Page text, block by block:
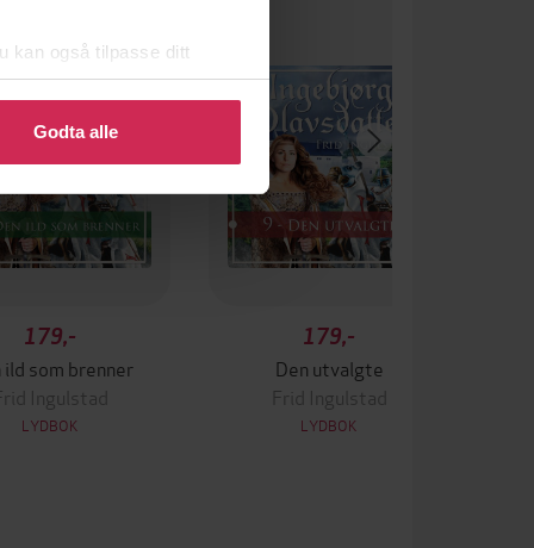
kan også tilpasse ditt
eller endre ditt samtykke.
Godta alle
179,-
ild som brenner
Ingulstad
LYDBOK
179,-
Den utvalgte
Frid Ingulstad
LYDBOK